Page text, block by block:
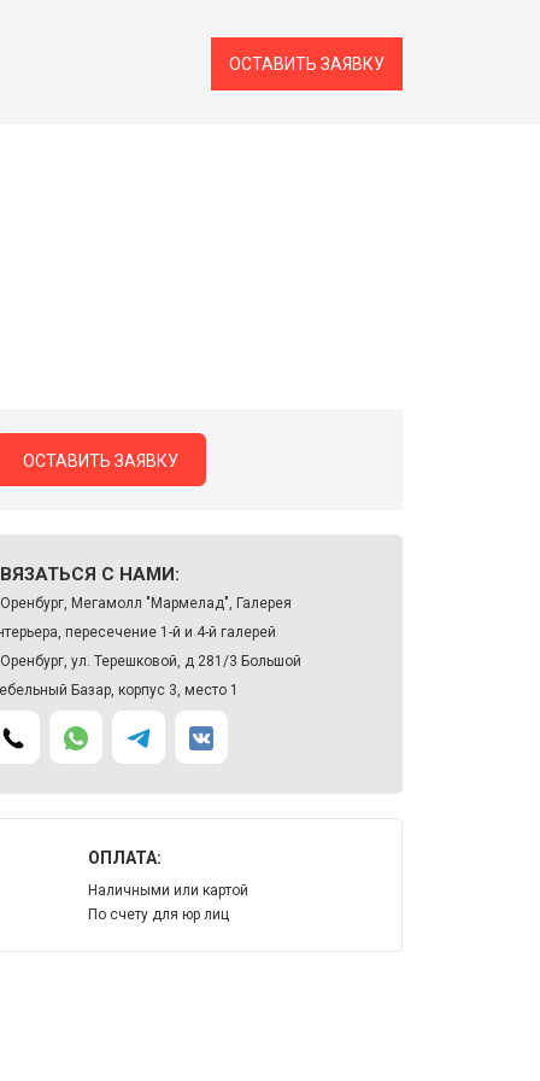
ОСТАВИТЬ ЗАЯВКУ
ОСТАВИТЬ ЗАЯВКУ
С НАМИ:
Оренбург, Мегамолл "Мармелад", Галерея
пересечение 1-й и 4-й галерей
Оренбург, ул. Терешковой, д 281/3 Большой
Базар, корпус 3, место 1
ОПЛАТА:
Наличными или картой
По счету для юр лиц